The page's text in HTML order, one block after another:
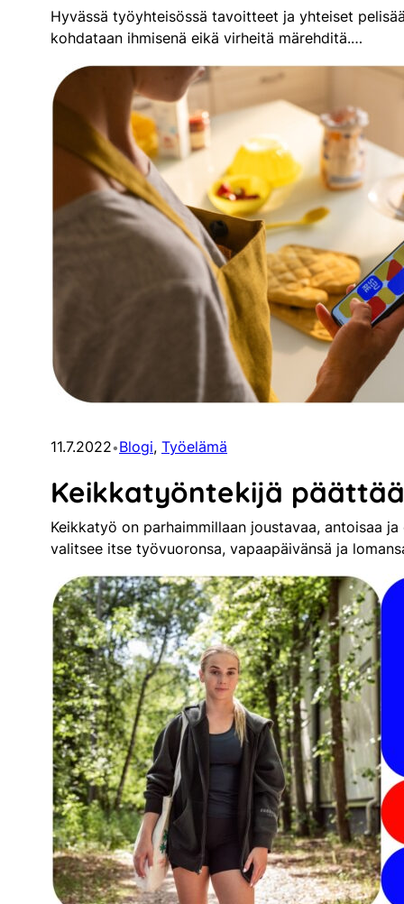
Hyvässä työyhteisössä tavoitteet ja yhteiset
kohdataan ihmisenä eikä virheitä märehditä.…
11.7.2022•Blogi, Työelämä
Keikkatyöntekijä
Keikkatyö on parhaimmillaan joustavaa, antoisaa
valitsee itse työvuoronsa, vapaapäivänsä ja